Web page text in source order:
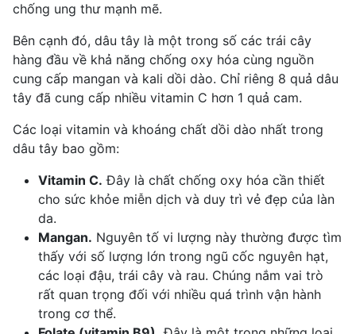
chống ung thư mạnh mẽ.
Bên cạnh đó, dâu tây là một trong số các trái cây
hàng đầu về khả năng chống oxy hóa cùng nguồn
cung cấp mangan và kali dồi dào. Chỉ riêng 8 quả dâu
tây đã cung cấp nhiều vitamin C hơn 1 quả cam.
Các loại vitamin và khoáng chất dồi dào nhất trong
dâu tây bao gồm:
Vitamin C. Đây là chất chống oxy hóa cần thiết
cho sức khỏe miễn dịch và duy trì vẻ đẹp của làn
da.
Mangan. Nguyên tố vi lượng này thường được tìm
thấy với số lượng lớn trong ngũ cốc nguyên hạt,
các loại đậu, trái cây và rau. Chúng nắm vai trò
rất quan trọng đối với nhiều quá trình vận hành
trong cơ thể.